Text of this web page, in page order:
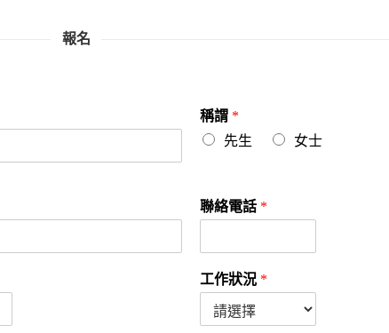
報名
稱謂 *
先生
女士
聯絡電話 *
工作狀況 *